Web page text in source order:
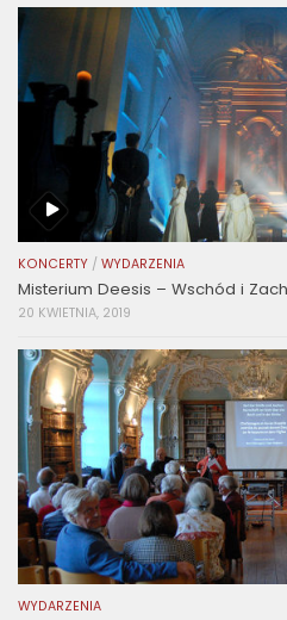
KONCERTY / WYDARZENIA
Misterium Deesis – Wschód i
20 KWIETNIA, 2019
WYDARZENIA